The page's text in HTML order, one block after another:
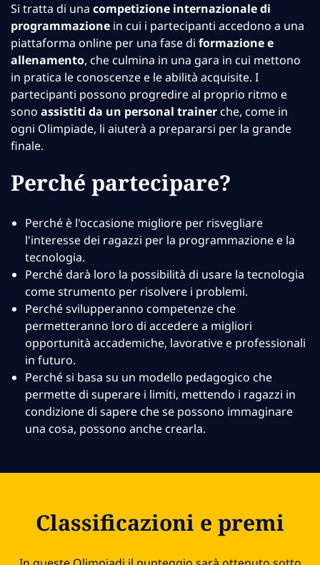
Si tratta di una competizione internazionale di
programmazione in cui i partecipanti accedono a una
piattaforma online per una fase di formazione e
allenamento, che culmina in una gara in cui mettono
in pratica le conoscenze e le abilità acquisite. I
partecipanti possono progredire al proprio ritmo e
sono assistiti da un personal trainer che, come in
ogni Olimpiade, li aiuterà a prepararsi per la grande
finale.
Perché partecipare?
Perché è l'occasione migliore per risvegliare
l'interesse dei ragazzi per la programmazione e la
tecnologia.
Perché darà loro la possibilità di usare la tecnologia
come strumento per risolvere i problemi.
Perché svilupperanno competenze che
permetteranno loro di accedere a migliori
opportunità accademiche, lavorative e professionali
in futuro.
Perché si basa su un modello pedagogico che
permette di superare i limiti, mettendo i ragazzi in
condizione di sapere che se possono immaginare
una cosa, possono anche crearla.
Classificazioni e premi